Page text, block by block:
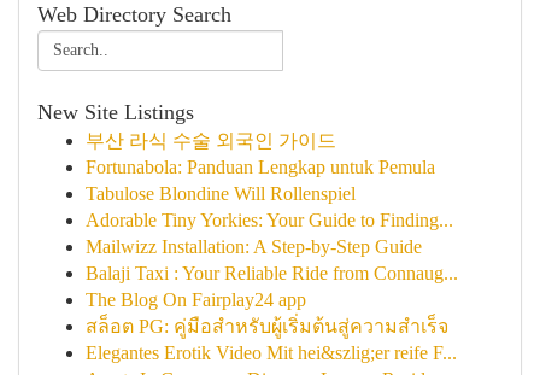
Web Directory Search
New Site Listings
부산 라식 수술 외국인 가이드
Fortunabola: Panduan Lengkap untuk Pemula
Tabulose Blondine Will Rollenspiel
Adorable Tiny Yorkies: Your Guide to Finding...
Mailwizz Installation: A Step-by-Step Guide
Balaji Taxi : Your Reliable Ride from Connaug...
The Blog On Fairplay24 app
สล็อต PG: คู่มือสำหรับผู้เริ่มต้นสู่ความสำเร็จ
Elegantes Erotik Video Mit hei&szlig;er reife F...